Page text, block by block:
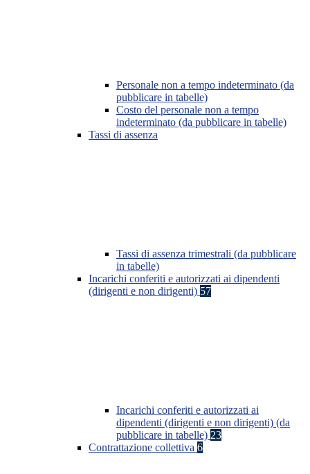
Personale non a tempo indeterminato (da
pubblicare in tabelle)
Costo del personale non a tempo
indeterminato (da pubblicare in tabelle)
Tassi di assenza
Tassi di assenza trimestrali (da pubblicare
in tabelle)
Incarichi conferiti e autorizzati ai dipendenti
(dirigenti e non dirigenti) 57
Incarichi conferiti e autorizzati ai
dipendenti (dirigenti e non dirigenti) (da
pubblicare in tabelle) 23
Contrattazione collettiva 6